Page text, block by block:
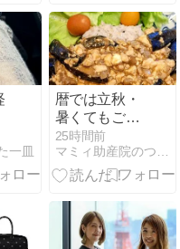
一皿
暦では立秋・
暑くてもごは
ん食べましょ
う
25時間前
マミィ助産院のつれづれ日記